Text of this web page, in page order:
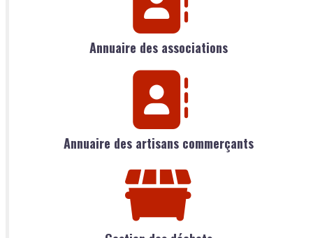
Annuaire des associations
Annuaire des artisans commerçants